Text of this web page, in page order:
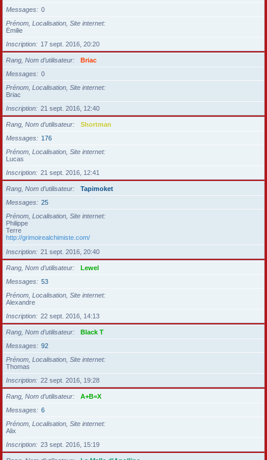
Messages
0
Prénom, Localisation, Site internet
Émilie
Inscription
17 sept. 2016, 20:20
Rang, Nom d’utilisateur
Briac
Messages
0
Prénom, Localisation, Site internet
Briac
Inscription
21 sept. 2016, 12:40
Rang, Nom d’utilisateur
Shortman
Messages
176
Prénom, Localisation, Site internet
Lucas
Inscription
21 sept. 2016, 12:41
Rang, Nom d’utilisateur
Tapimoket
Messages
25
Prénom, Localisation, Site internet
Philippe
Terre
http://grimoirealchimiste.com/
Inscription
21 sept. 2016, 20:40
Rang, Nom d’utilisateur
Lewel
Messages
53
Prénom, Localisation, Site internet
Alexandre
Inscription
22 sept. 2016, 14:13
Rang, Nom d’utilisateur
Black T
Messages
92
Prénom, Localisation, Site internet
Thomas
Inscription
22 sept. 2016, 19:28
Rang, Nom d’utilisateur
A+B=X
Messages
6
Prénom, Localisation, Site internet
Alix
Inscription
23 sept. 2016, 15:19